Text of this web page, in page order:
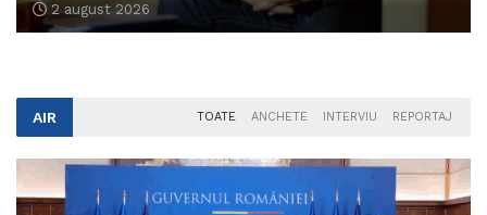
2 august 2026
AIR TOATE ANCHETE INTERVIU REPORTAJ